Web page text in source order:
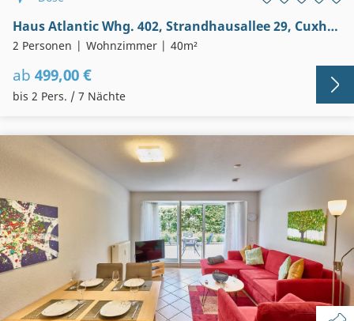
Haus Atlantic Whg. 402, Strandhausallee 29, Cuxhaven-Döse, Seesicht
2 Personen Wohnzimmer 40m²
ab 499,00 €
bis 2 Pers. / 7 Nächte